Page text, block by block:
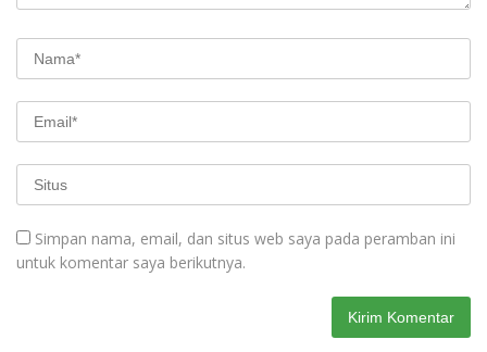
Simpan nama, email, dan situs web saya pada peramban ini
untuk komentar saya berikutnya.